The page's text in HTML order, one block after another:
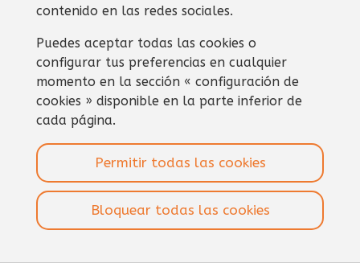
contenido en las redes sociales.
Puedes aceptar todas las cookies o
configurar tus preferencias en cualquier
momento en la sección « configuración de
cookies » disponible en la parte inferior de
cada página.
Permitir todas las cookies
Bloquear todas las cookies